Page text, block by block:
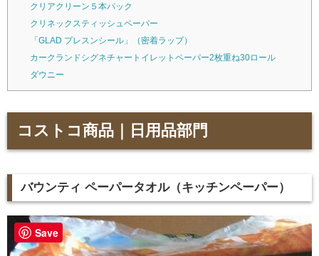
クリアクリーン５本パック
クリネックスティッシュペーパー
「GLAD プレスンシール」（密着ラップ）
カークランドシグネチャートイレットペーパー2枚重ね30ロール
ダウニー
コストコ商品｜日用品部門
バウンティ ペーパータオル（キッチンペーパー）
Save